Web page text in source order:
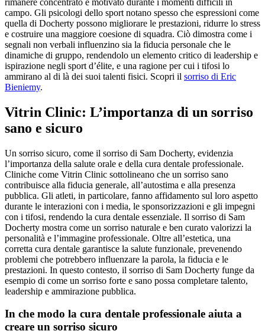
campo. Gli psicologi dello sport notano spesso che espressioni come
quella di Docherty possono migliorare le prestazioni, ridurre lo stress
e costruire una maggiore coesione di squadra. Ciò dimostra come i
segnali non verbali influenzino sia la fiducia personale che le
dinamiche di gruppo, rendendolo un elemento critico di leadership e
ispirazione negli sport d’élite, e una ragione per cui i tifosi lo
ammirano al di là dei suoi talenti fisici. Scopri il sorriso di Eric
Bieniemy.
Vitrin Clinic: L’importanza di un sorriso
sano e sicuro
Un sorriso sicuro, come il sorriso di Sam Docherty, evidenzia
l’importanza della salute orale e della cura dentale professionale.
Cliniche come Vitrin Clinic sottolineano che un sorriso sano
contribuisce alla fiducia generale, all’autostima e alla presenza
pubblica. Gli atleti, in particolare, fanno affidamento sul loro aspetto
durante le interazioni con i media, le sponsorizzazioni e gli impegni
con i tifosi, rendendo la cura dentale essenziale. Il sorriso di Sam
Docherty mostra come un sorriso naturale e ben curato valorizzi la
personalità e l’immagine professionale. Oltre all’estetica, una
corretta cura dentale garantisce la salute funzionale, prevenendo
problemi che potrebbero influenzare la parola, la fiducia e le
prestazioni. In questo contesto, il sorriso di Sam Docherty funge da
esempio di come un sorriso forte e sano possa completare talento,
leadership e ammirazione pubblica.
In che modo la cura dentale professionale aiuta a
creare un sorriso sicuro